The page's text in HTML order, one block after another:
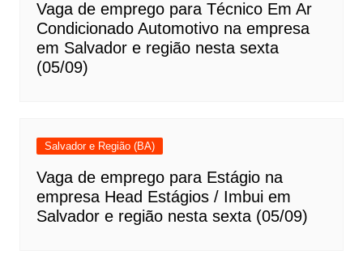
Vaga de emprego para Técnico Em Ar
Condicionado Automotivo na empresa
em Salvador e região nesta sexta
(05/09)
Salvador e Região (BA)
Vaga de emprego para Estágio na
empresa Head Estágios / Imbui em
Salvador e região nesta sexta (05/09)